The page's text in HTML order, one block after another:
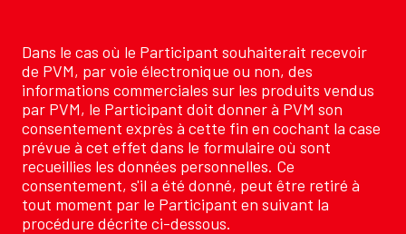
Dans le cas où le Participant souhaiterait recevoir
de PVM, par voie électronique ou non, des
informations commerciales sur les produits vendus
par PVM, le Participant doit donner à PVM son
consentement exprès à cette fin en cochant la case
prévue à cet effet dans le formulaire où sont
recueillies les données personnelles. Ce
consentement, s'il a été donné, peut être retiré à
tout moment par le Participant en suivant la
procédure décrite ci-dessous.